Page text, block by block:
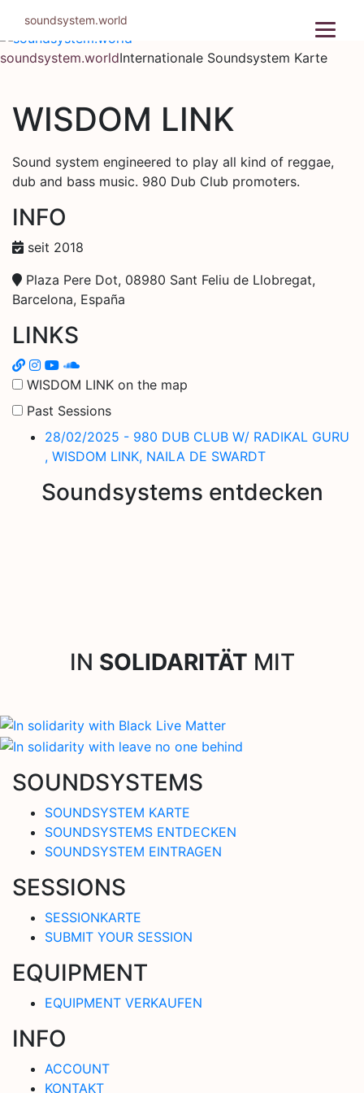
Inhalt
springen
soundsystem.worldInternationale Soundsystem Karte
WISDOM LINK
Sound system engineered to play all kind of reggae,
dub and bass music. 980 Dub Club promoters.
INFO
seit 2018
Plaza Pere Dot, 08980 Sant Feliu de Llobregat,
Barcelona, España
LINKS
WISDOM LINK on the map
Past Sessions
28/02/2025 - 980 DUB CLUB W/ RADIKAL GURU
, WISDOM LINK, NAILA DE SWARDT
Soundsystems entdecken
IN SOLIDARITÄT MIT
SOUNDSYSTEMS
SOUNDSYSTEM KARTE
SOUNDSYSTEMS ENTDECKEN
SOUNDSYSTEM EINTRAGEN
SESSIONS
SESSIONKARTE
SUBMIT YOUR SESSION
EQUIPMENT
EQUIPMENT VERKAUFEN
INFO
ACCOUNT
KONTAKT
soundsystem.world